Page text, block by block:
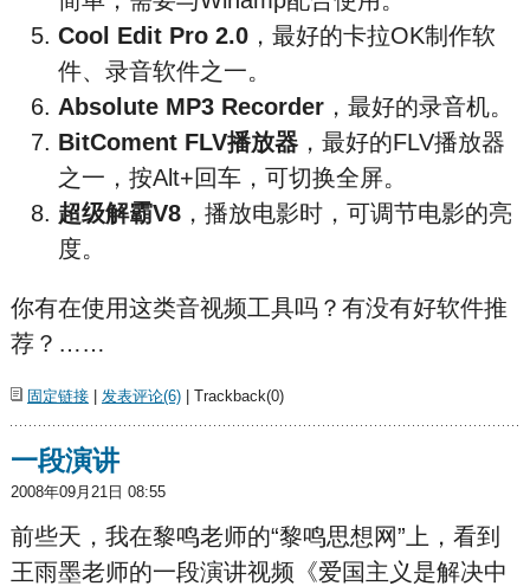
Cool Edit Pro 2.0，最好的卡拉OK制作软
件、录音软件之一。
Absolute MP3 Recorder，最好的录音机。
BitComent FLV播放器，最好的FLV播放器
之一，按Alt+回车，可切换全屏。
超级解霸V8，播放电影时，可调节电影的亮
度。
你有在使用这类音视频工具吗？有没有好软件推
荐？……
固定链接| 发表评论(6)| Trackback(0)
一段演讲
2008年09月21日 08:55
前些天，我在黎鸣老师的“黎鸣思想网”上，看到
王雨墨老师的一段演讲视频《爱国主义是解决中